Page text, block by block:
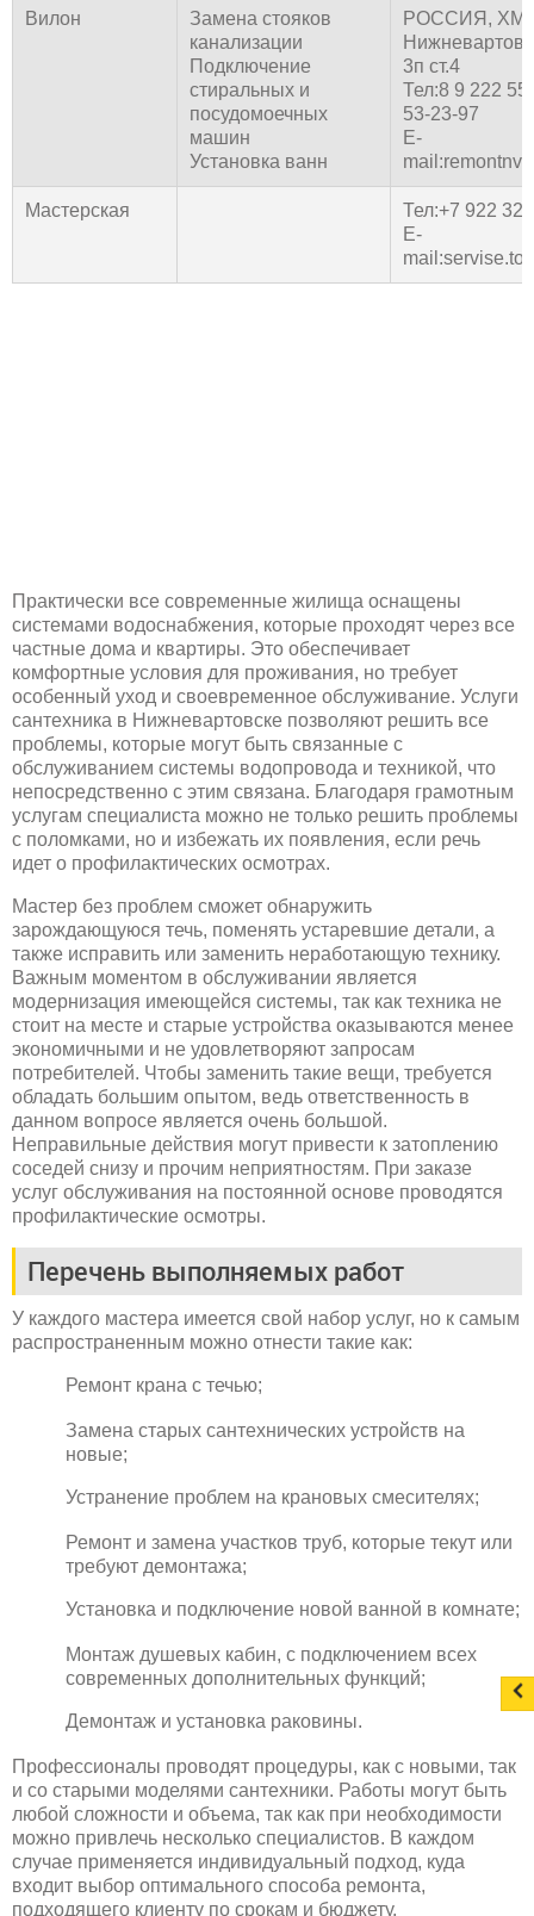
Вилон
Замена стояков
канализации
Подключение
стиральных и
посудомоечных
машин
Установка ванн
РОССИЯ,
3п ст.4
Тел:8 9 222
53-23-97
E-
Мастерская
Тел:+7 922
E-
Практически все современные жилища оснащены
системами водоснабжения, которые проходят через все
частные дома и квартиры. Это обеспечивает
комфортные условия для проживания, но требует
особенный уход и своевременное обслуживание. Услуги
сантехника в Нижневартовске позволяют решить все
проблемы, которые могут быть связанные с
обслуживанием системы водопровода и техникой, что
непосредственно с этим связана. Благодаря грамотным
услугам специалиста можно не только решить проблемы
с поломками, но и избежать их появления, если речь
идет о профилактических осмотрах.
Мастер без проблем сможет обнаружить
зарождающуюся течь, поменять устаревшие детали, а
также исправить или заменить неработающую технику.
Важным моментом в обслуживании является
модернизация имеющейся системы, так как техника не
стоит на месте и старые устройства оказываются менее
экономичными и не удовлетворяют запросам
потребителей. Чтобы заменить такие вещи, требуется
обладать большим опытом, ведь ответственность в
данном вопросе является очень большой.
Неправильные действия могут привести к затоплению
соседей снизу и прочим неприятностям. При заказе
услуг обслуживания на постоянной основе проводятся
профилактические осмотры.
Перечень выполняемых работ
У каждого мастера имеется свой набор услуг, но к самым
распространенным можно отнести такие как:
Ремонт крана с течью;
Замена старых сантехнических устройств на
новые;
Устранение проблем на крановых смесителях;
Ремонт и замена участков труб, которые текут или
требуют демонтажа;
Установка и подключение новой ванной в комнате;
Монтаж душевых кабин, с подключением всех
современных дополнительных функций;
Демонтаж и установка раковины.
Профессионалы проводят процедуры, как с новыми, так
и со старыми моделями сантехники. Работы могут быть
любой сложности и объема, так как при необходимости
можно привлечь несколько специалистов. В каждом
случае применяется индивидуальный подход, куда
входит выбор оптимального способа ремонта,
подходящего клиенту по срокам и бюджету.